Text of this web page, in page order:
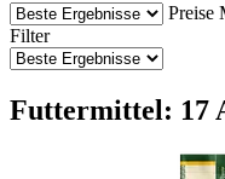
Preise
Filter
Futtermittel: 17